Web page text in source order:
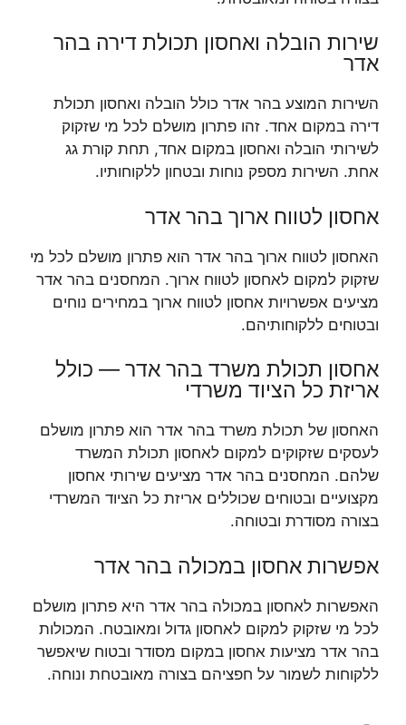
שירות הובלה ואחסון תכולת דירה בהר
אדר
השירות המוצע בהר אדר כולל הובלה ואחסון תכולת
דירה במקום אחד. זהו פתרון מושלם לכל מי שזקוק
לשירותי הובלה ואחסון במקום אחד, תחת קורת גג
אחת. השירות מספק נוחות ובטחון ללקוחותיו.
אחסון לטווח ארוך בהר אדר
האחסון לטווח ארוך בהר אדר הוא פתרון מושלם לכל מי
שזקוק למקום לאחסון לטווח ארוך. המחסנים בהר אדר
מציעים אפשרויות אחסון לטווח ארוך במחירים נוחים
ובטוחים ללקוחותיהם.
אחסון תכולת משרד בהר אדר — כולל
אריזת כל הציוד משרדי
האחסון של תכולת משרד בהר אדר הוא פתרון מושלם
לעסקים שזקוקים למקום לאחסון תכולת המשרד
שלהם. המחסנים בהר אדר מציעים שירותי אחסון
מקצועיים ובטוחים שכוללים אריזת כל הציוד המשרדי
בצורה מסודרת ובטוחה.
אפשרות אחסון במכולה בהר אדר
האפשרות לאחסון במכולה בהר אדר היא פתרון מושלם
לכל מי שזקוק למקום לאחסון גדול ומאובטח. המכולות
בהר אדר מציעות אחסון במקום מסודר ובטוח שיאפשר
ללקוחות לשמור על חפציהם בצורה מאובטחת ונוחה.